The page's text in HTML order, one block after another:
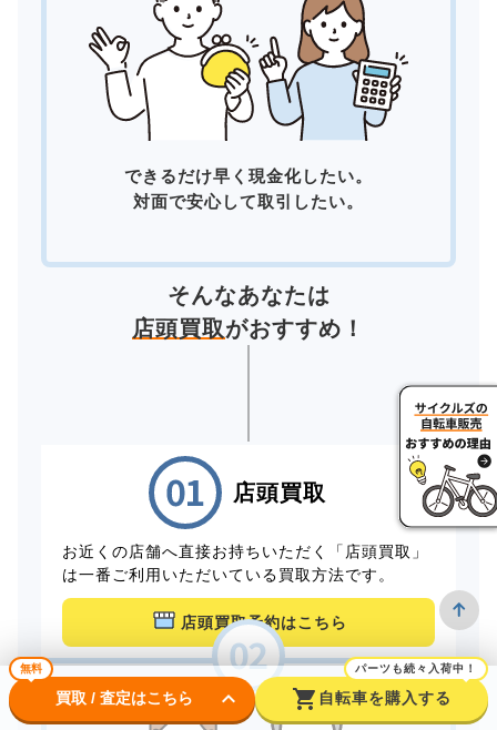
できるだけ早く現金化したい。
対面で安心して取引したい。
そんなあなたは
店頭買取がおすすめ！
店頭買取
お近くの店舗へ直接お持ちいただく「店頭買取」
は一番ご利用いただいている買取方法です。
店頭買取予約はこちら
無料
買取 / 査定はこちら keyboard_arrow_down shopping_cart
パーツも続々入荷中！
自転車を購入する